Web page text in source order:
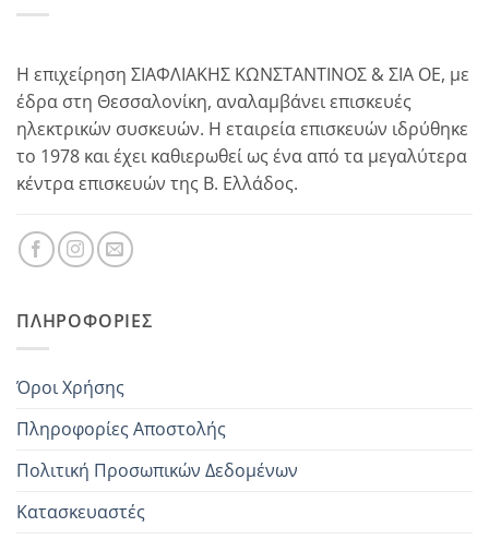
Η επιχείρηση ΣΙΑΦΛΙΑΚΗΣ ΚΩΝΣΤΑΝΤΙΝΟΣ & ΣΙΑ ΟΕ, με
έδρα στη Θεσσαλονίκη, αναλαμβάνει επισκευές
ηλεκτρικών συσκευών. Η εταιρεία επισκευών ιδρύθηκε
το 1978 και έχει καθιερωθεί ως ένα από τα μεγαλύτερα
κέντρα επισκευών της Β. Ελλάδος.
ΠΛΗΡΟΦΟΡΊΕΣ
Όροι Χρήσης
Πληροφορίες Αποστολής
Πολιτική Προσωπικών Δεδομένων
Κατασκευαστές